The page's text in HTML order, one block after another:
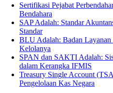
Sertifikasi Pejabat
Bendahara
SAP Adalah: Standar
Standar
BLU Adalah: Badan
Kelolanya
SPAN dan SAKTI Adalah:
dalam Kerangka IFMIS
Treasury Single Account
Pengelolaan Kas Negara